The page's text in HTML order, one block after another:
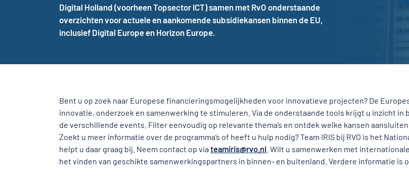
Digital Holland (voorheen Topsector ICT) samen met RvO onderstaande
overzichten voor actuele en aankomende subsidiekansen binnen de EU,
inclusief Digital Europe en Horizon Europe.
Bent u op zoek naar Europese financieringsmogelijkheden voor innovatieve projecten? De
innovatie, onderzoek en samenwerking te stimuleren. Via de onderstaande tools krijgt u inzicht
de verschillende events. Filter eenvoudig op relevante thema’s en ontdek welke kansen
Zoekt u meer informatie over de programma’s of heeft u hulp nodig? Team IRIS bij RVO is het
helpt u daar graag bij. Neem contact op via teamiris@rvo.nl . Wilt u samenwerken met
het vinden van geschikte samenwerkingspartners in binnen- en buitenland. Verdere informatie is